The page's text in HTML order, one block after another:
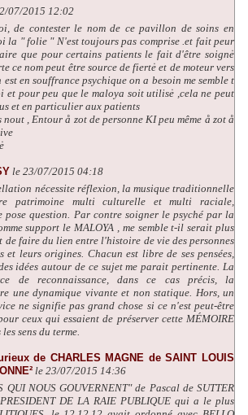
07/2015 12:02
de contester le nom de ce pavillon de soins en
la " folie " N'est toujours pas comprise .et fait peur
que pour certains patients le fait d'être soignė
ce nom peut être source de fiertė et de moteur vers
en souffrance psychique on a besoin me semble t
et pour peu que le maloya soit utilisė ,cela ne peut
et en particulier aux patients
, Entour å zot de personne KI peu même å zot å
le 23/07/2015 04:18
nécessite réflexion, la musique traditionnelle
patrimoine multi culturelle et multi raciale,
pose question. Par contre soigner le psyché par la
support le MALOYA , me semble t-il serait plus
de faire du lien entre l'histoire de vie des personnes
et leurs origines. Chacun est libre de ses pensées,
idées autour de ce sujet me parait pertinente. La
de reconnaissance, dans ce cas précis, la
une dynamique vivante et non statique. Hors, un
ne signifie pas grand chose si ce n'est peut-être
ceux qui essaient de préserver cette MÉMOIRE
sens du terme.
de CHARLES MAGNE de SAINT LOUIS
le 23/07/2015 14:36
QUI NOUS GOUVERNENT" de Pascal de SUTTER
DE LA RAIE PUBLIQUE qui a le plus